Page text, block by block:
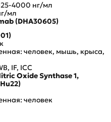
4000 нг/мл
мл
(DHA30605)
человек, мышь, крыса,
IF, ICC
Oxide Synthase 1,
человек